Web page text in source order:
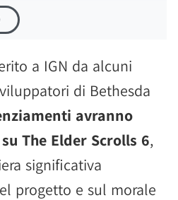
a IGN da alcuni
di Bethesda
avranno
The Elder Scrolls 6,
significativa
progetto e sul morale